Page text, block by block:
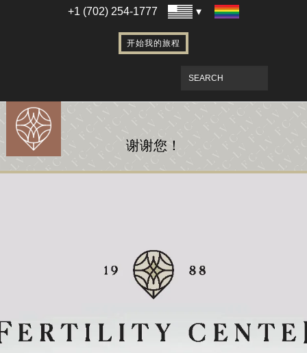
代孕全过程的流程介绍
代孕的法律环节
通过代孕实现家庭梦想
把代孕宝宝带回家
FCLV 简介
Free Fertility Seminars
您的第一次咨询会诊
Events & Webinars
Out of Town Patients
+1 (702) 254-1777
开始我的旅程
谢谢您！